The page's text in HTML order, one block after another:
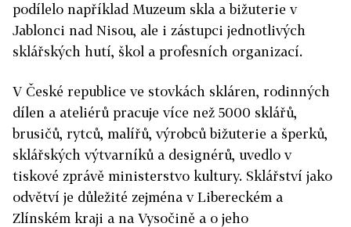
podílelo například Muzeum skla a bižuterie v
Jablonci nad Nisou, ale i zástupci jednotlivých
sklářských hutí, škol a profesních organizací.
V České republice ve stovkách skláren, rodinných
dílen a ateliérů pracuje více než 5000 sklářů,
brusičů, rytců, malířů, výrobců bižuterie a šperků,
sklářských výtvarníků a designérů, uvedlo v
tiskové zprávě ministerstvo kultury. Sklářství jako
odvětví je důležité zejména v Libereckém a
Zlínském kraji a na Vysočině a o jeho